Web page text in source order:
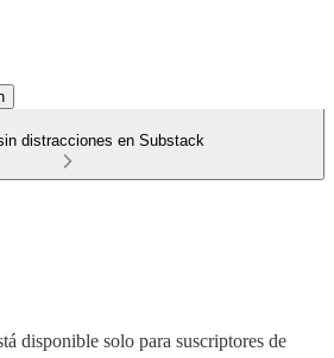
distracciones en Substack
disponible solo para suscriptores de